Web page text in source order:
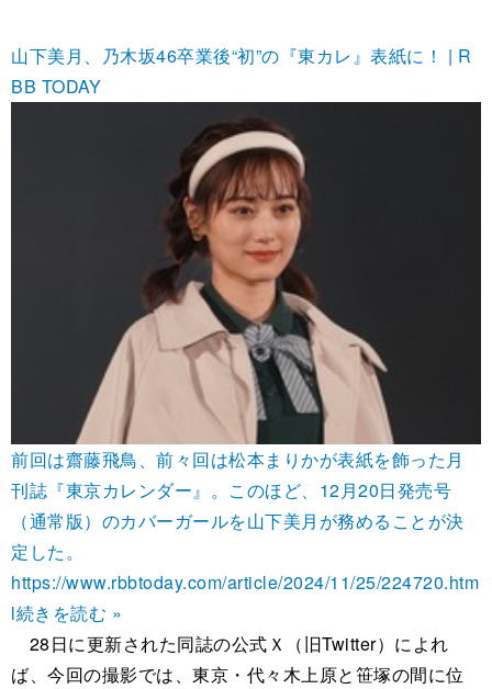
山下美月、乃木坂46卒業後“初”の『東カレ』表紙に！ | R
BB TODAY
前回は齋藤飛鳥、前々回は松本まりかが表紙を飾った月
刊誌『東京カレンダー』。このほど、12月20日発売号
（通常版）のカバーガールを山下美月が務めることが決
定した。
https://www.rbbtoday.com/article/2024/11/25/224720.htm
l続きを読む »
28日に更新された同誌の公式Ｘ（旧Twitter）によれ
ば、今回の撮影では、東京・代々木上原と笹塚の間に位